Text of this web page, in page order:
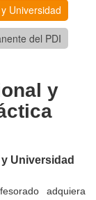
Universidad
del PDI
y
Universidad
adquiera